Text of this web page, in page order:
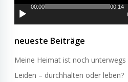
00:00 00:14
neueste Beiträge
Meine Heimat ist noch unterwegs
Leiden – durchhalten oder leben?